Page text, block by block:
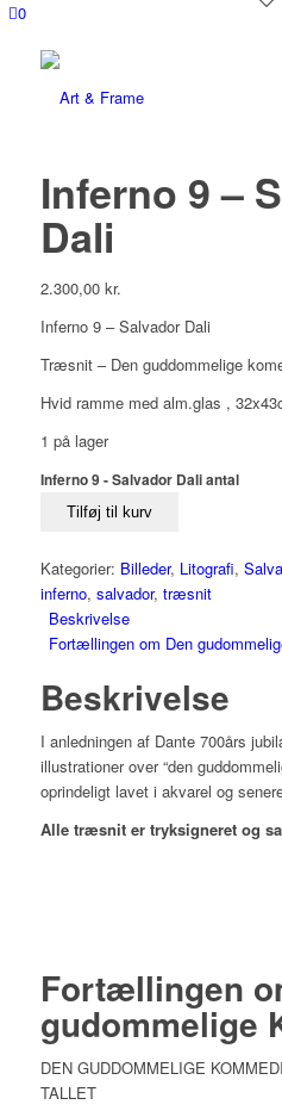
0
Inferno 9 –
Dali
2.300,00 kr.
Inferno 9 – Salvador Dali
Træsnit – Den guddommelige
Hvid ramme med alm.glas ,
1 på lager
Inferno 9 - Salvador Dali antal
Tilføj til kurv
Kategorier: Billeder, Litografi,
inferno, salvador, træsnit
Beskrivelse
Fortællingen om Den
Beskrivelse
I anledningen af Dante 700års
illustrationer over “den
oprindeligt lavet i akvarel og
Alle træsnit er tryksigneret og
Fortællingen
gudommelige
DEN GUDDOMMELIGE
TALLET